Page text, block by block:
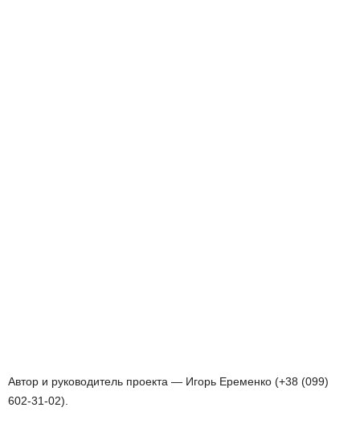
Автор и руководитель проекта — Игорь Еременко (+38 (099)
602-31-02).